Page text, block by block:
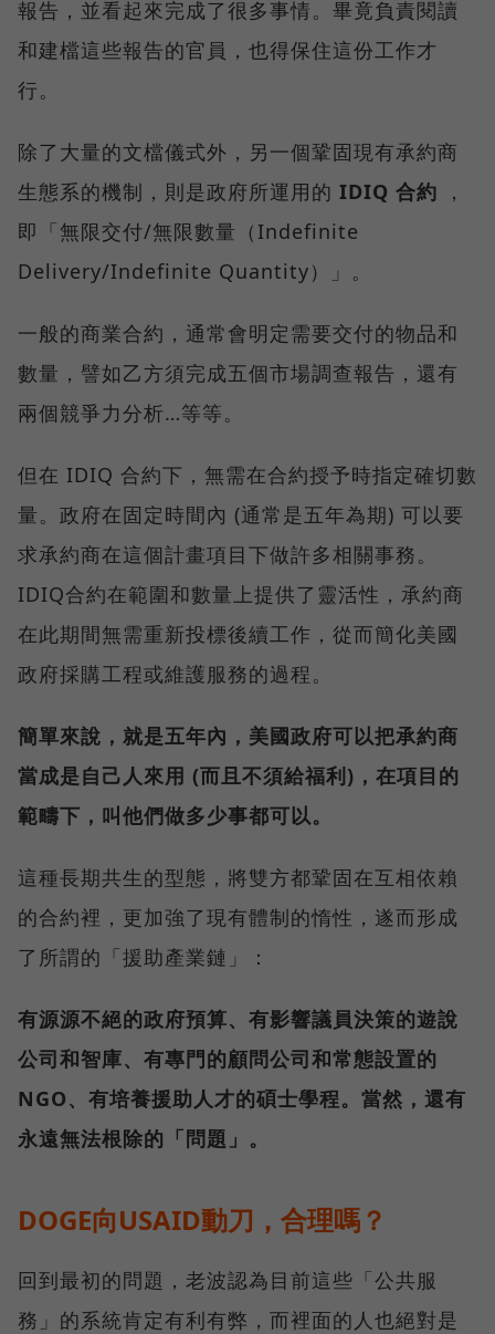
報告，並看起來完成了很多事情。畢竟負責閱讀
和建檔這些報告的官員，也得保住這份工作才
行。
除了大量的文檔儀式外，另一個鞏固現有承約商
生態系的機制，則是政府所運用的 IDIQ 合約 ，
即「無限交付/無限數量（Indefinite
Delivery/Indefinite Quantity）」。
一般的商業合約，通常會明定需要交付的物品和
數量，譬如乙方須完成五個市場調查報告，還有
兩個競爭力分析…等等。
但在 IDIQ 合約下，無需在合約授予時指定確切數
量。政府在固定時間內 (通常是五年為期) 可以要
求承約商在這個計畫項目下做許多相關事務。
IDIQ合約在範圍和數量上提供了靈活性，承約商
在此期間無需重新投標後續工作，從而簡化美國
政府採購工程或維護服務的過程。
簡單來說，就是五年內，美國政府可以把承約商
當成是自己人來用 (而且不須給福利)，在項目的
範疇下，叫他們做多少事都可以。
這種長期共生的型態，將雙方都鞏固在互相依賴
的合約裡，更加強了現有體制的惰性，遂而形成
了所謂的「援助產業鏈」：
有源源不絕的政府預算、有影響議員決策的遊說
公司和智庫、有專門的顧問公司和常態設置的
NGO、有培養援助人才的碩士學程。當然，還有
永遠無法根除的「問題」。
DOGE向USAID動刀，合理嗎？
回到最初的問題，老波認為目前這些「公共服
務」的系統肯定有利有弊，而裡面的人也絕對是